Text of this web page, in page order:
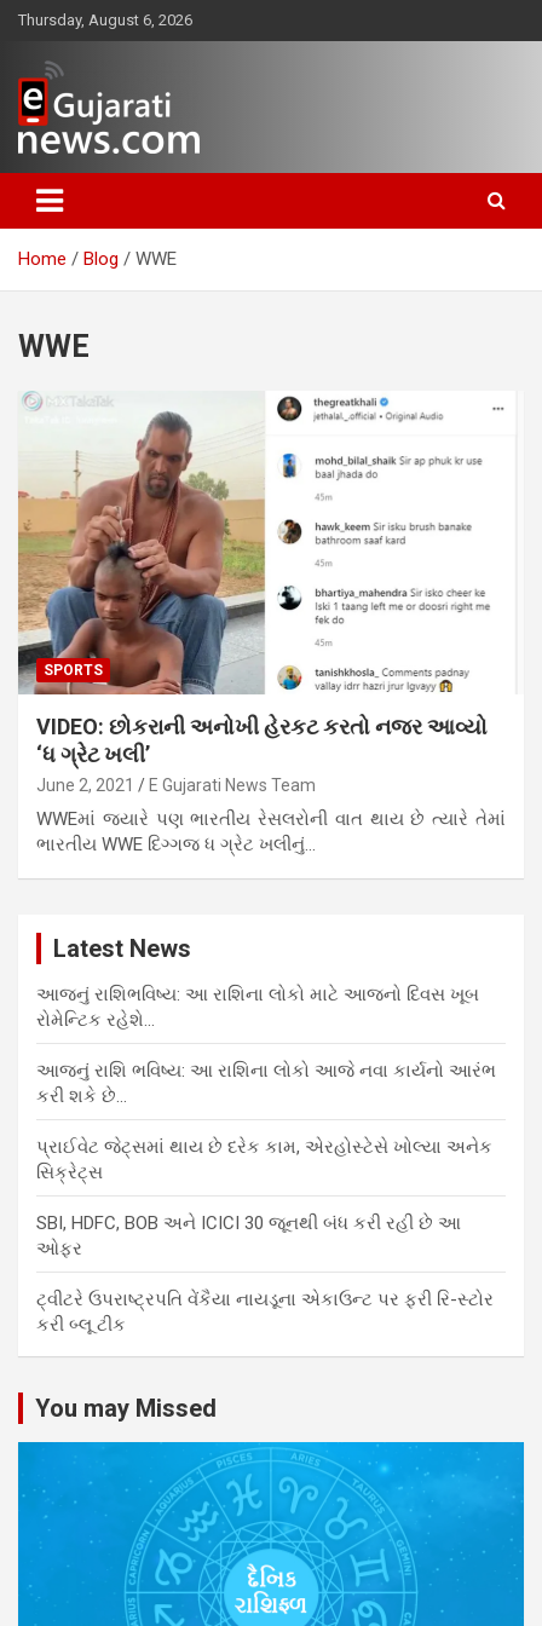
Skip
content
Thursday, August 6, 2026
ગુજરાત તેમજ દેશ-વિદેશના ગુજરાતી
સમાચાર માટેનું વિશ્વસનીય ગુજરાતી
ન્યૂઝ પોર્ટલ
Home Blog WWE
WWE
SPORTS
VIDEO: છોકરાની અનોખી હેરકટ કરતો નજર આવ્યો
‘ધ ગ્રેટ ખલી’
June 2, 2021 E Gujarati News Team
WWEમાં જ્યારે પણ ભારતીય રેસલરોની વાત થાય છે ત્યારે તેમાં
ભારતીય WWE દિગ્ગજ ધ ગ્રેટ ખલીનું…
Latest News
આજનું રાશિભવિષ્ય: આ રાશિના લોકો માટે આજનો દિવસ ખૂબ
રોમેન્ટિક રહેશે…
આજનું રાશિ ભવિષ્ય: આ રાશિના લોકો આજે નવા કાર્યનો આરંભ
કરી શકે છે…
પ્રાઈવેટ જેટ્સમાં થાય છે દરેક કામ, એરહોસ્ટેસે ખોલ્યા અનેક
સિક્રેટ્સ
SBI, HDFC, BOB અને ICICI 30 જૂનથી બંધ કરી રહી છે આ
ઓફર
ટ્વીટરે ઉપરાષ્ટ્રપતિ વેંકૈયા નાયડૂના એકાઉન્ટ પર ફરી રિ-સ્ટોર
કરી બ્લૂ ટીક
You may Missed